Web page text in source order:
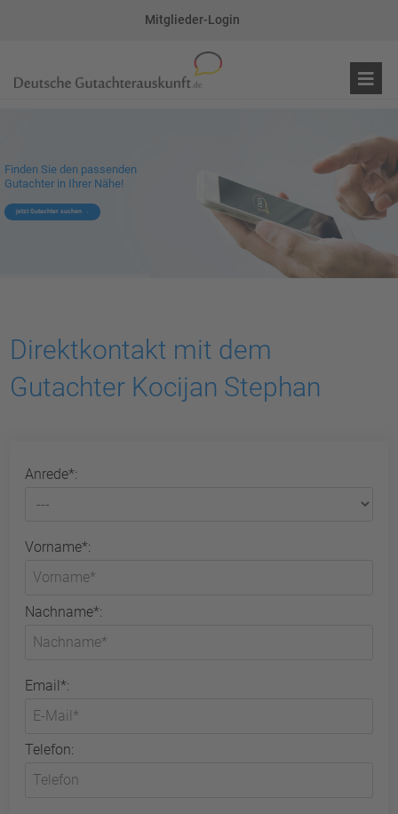
Mitglieder-Login
Finden Sie den passenden
Gutachter in Ihrer Nähe!
jetzt Gutachter suchen
Direktkontakt mit dem
Gutachter Kocijan Stephan
Anrede*:
Vorname*:
Nachname*:
Email*:
Telefon: